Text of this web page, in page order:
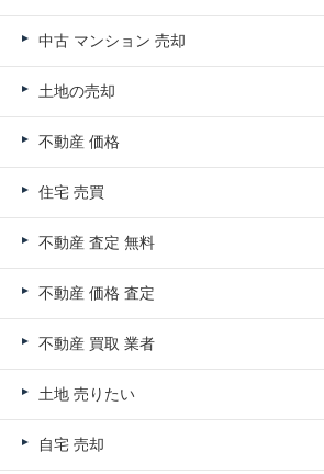
中古 マンション 売却
土地の売却
不動産 価格
住宅 売買
不動産 査定 無料
不動産 価格 査定
不動産 買取 業者
土地 売りたい
自宅 売却